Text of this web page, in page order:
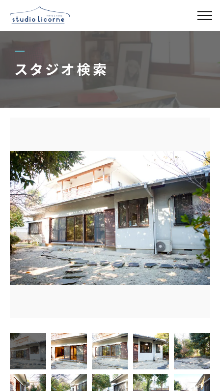
スタジオ検索スタジオ検索
レンタル事業
03-6327-0379
お問い合わせ電話
予約担当の携帯に転送されます。
090-1260-5732
お問い合わせはこちら